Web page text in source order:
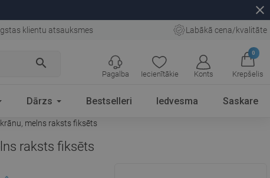
close
klientu atsauksmes Labākā cena/kvalitāte
search
Iecienītākie Konts
0
Krepšelis
Pagalba
Dārzs Bestselleri Iedvesma Saskare
melns raksts fiksēts
raksts fiksēts